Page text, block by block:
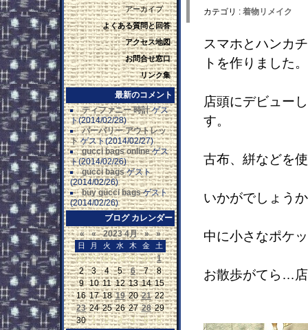
アーカイブ
よくある質問と回答
アクセス地図
お問合せ窓口
リンク集
最新のコメント
ティファニー 時計 ゲス
ト(2014/02/28)
バーバリー アウトレッ
ト ゲスト(2014/02/27)
gucci bags online ゲス
ト(2014/02/26)
gucci bags ゲスト
(2014/02/26)
buy gucci bags ゲスト
(2014/02/26)
ブログ カレンダー
«
« 2023 4月 » »
日 月 火 水 木 金 土
26 27 28 29 30 31
1
2
3 4 5 6 7
8
9 10 11 12 13 14 15
16 17 18 19 20 21 22
23 24 25 26 27 28 29
30 1 2 3 4 5
6
カテゴリ : 着物リメイク
スマホとハンカ
トを作りました。
店頭にデビュー
す。
古布、絣などを
いかがでしょう
中に小さなポケ
お散歩がてら…